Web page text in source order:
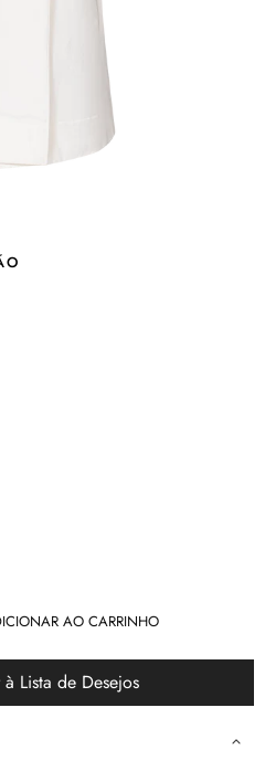
AO CARRINHO
Lista de Desejos